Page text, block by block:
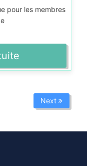
pour les membres
Next